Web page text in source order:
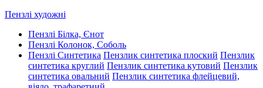
Пензлі художні
Пензлі Білка, Єнот
Пензлі Колонок, Соболь
Пензлі Синтетика Пензлик синтетика плоский Пензлик
синтетика круглий Пензлик синтетика кутовий Пензлик
синтетика овальний Пензлик синтетика флейцевий,